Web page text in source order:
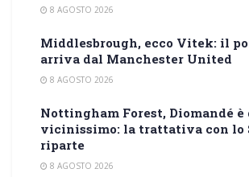
8 AGOSTO 2026
Middlesbrough, ecco Vitek: il
arriva dal Manchester United
8 AGOSTO 2026
Nottingham Forest, Diomandé è
vicinissimo: la trattativa con lo
riparte
8 AGOSTO 2026